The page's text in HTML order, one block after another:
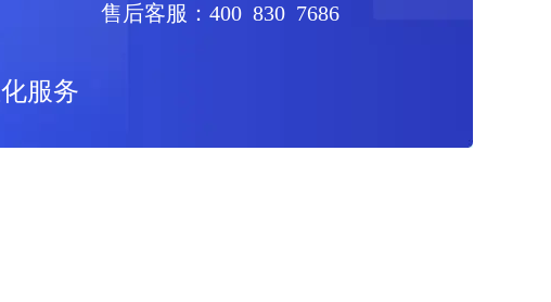
售后客服：400 830 7686
服务